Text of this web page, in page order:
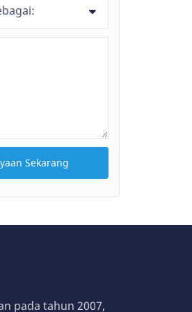
Sekarang
pada tahun 2007,